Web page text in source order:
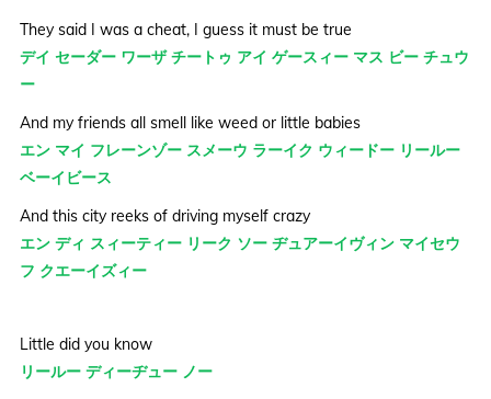
They said I was a cheat, I guess it must be true
デイ セーダー ワーザ チートゥ アイ ゲースィー マス ビー チュウ
ー
And my friends all smell like weed or little babies
エン マイ フレーンゾー スメーウ ラーイク ウィードー リールー
ベーイビース
And this city reeks of driving myself crazy
エン ディ スィーティー リーク ソー ヂュアーイヴィン マイセウ
フ クエーイズィー
Little did you know
リールー ディーヂュー ノー